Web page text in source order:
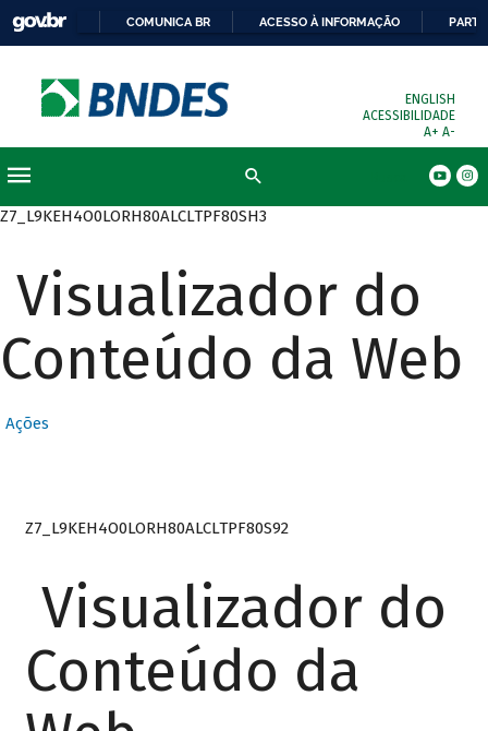
COMUNICA BR ACESSO À INFORMAÇÃO
ENGLISH
ACESSIBILIDADE
A+ A-
Z7_L9KEH4O0LORH80ALCLTPF80SH3
Visualizador do
Conteúdo da Web
Ações
Z7_L9KEH4O0LORH80ALCLTPF80S92
Visualizador do
Conteúdo da